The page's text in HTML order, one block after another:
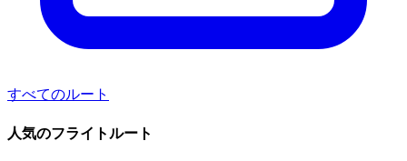
すべてのルート
人気のフライトルート